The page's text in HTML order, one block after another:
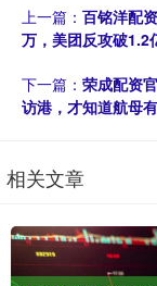
上一篇： 百铭洋配
万，美团反攻破1.2
下一篇： 荣成配资
访港，才知道航母
相关文章